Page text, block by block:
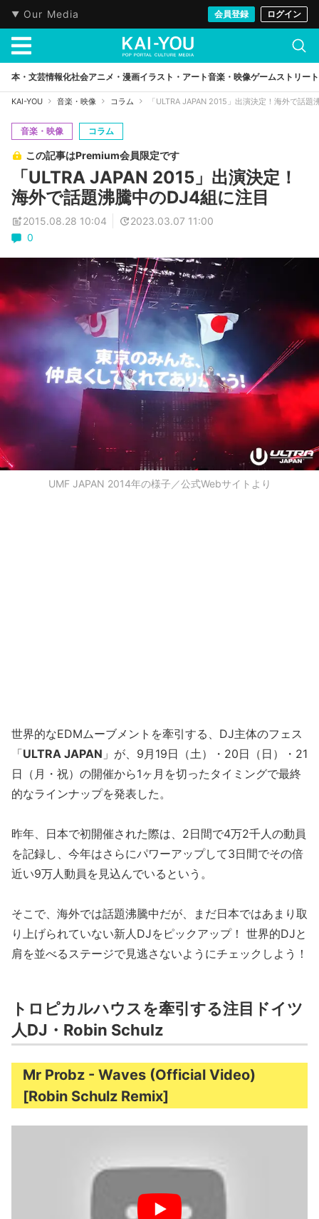
Our Media 会員登録 ログイン
本・文芸情報化社会アニメ・漫画イラスト・アート音楽・映像ゲームストリート
KAI-YOU 音楽・映像 コラム 「ULTRA JAPAN 2015」出演決定！海外で話題
音楽・映像 コラム
この記事はPremium会員限定です
「ULTRA JAPAN 2015」出演決定！
海外で話題沸騰中のDJ4組に注目
2015.08.28 10:04
2023.03.07 11:00
0
UMF JAPAN 2014年の様子／公式Webサイトより
世界的なEDMムーブメントを牽引する、DJ主体のフェス
「ULTRA JAPAN 」が、9月19日（土）・20日（日）・21
日（月・祝）の開催から1ヶ月を切ったタイミングで最終
的なラインナップを発表した。
昨年、日本で初開催された際は、2日間で4万2千人の動員
を記録し、今年はさらにパワーアップして3日間でその倍
近い9万人動員を見込んでいるという。
そこで、海外では話題沸騰中だが、まだ日本ではあまり取
り上げられていない新人DJをピックアップ！ 世界的DJと
肩を並べるステージで見逃さないようにチェックしよう！
トロピカルハウスを牽引する注目ドイツ
人DJ・Robin Schulz
Mr Probz - Waves (Official Video)
[Robin Schulz Remix]